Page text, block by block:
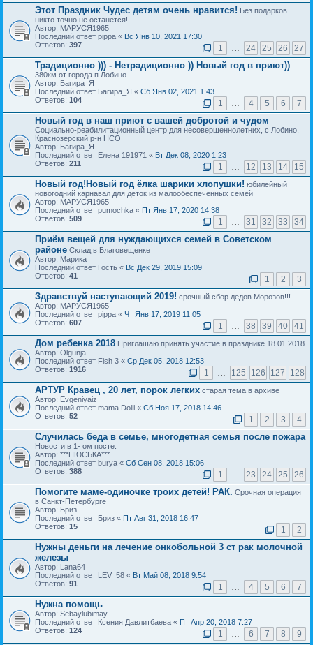
Этот Праздник Чудес детям очень нравится! Без подарков
никто точно не останется!
Автор: МАРУСЯ1965
Последний ответ pippa « Вс Янв 10, 2021 17:30
Ответов: 397 1 … 24 25 26 27
Традиционно ))) - Нетрадиционно )) Новый год в приют))
380км от города п Лобино
Автор: Багира_Я
Последний ответ Багира_Я « Сб Янв 02, 2021 1:43
Ответов: 104 1 … 4 5 6 7
Новый год в наш приют с вашей добротой и чудом
Социально-реабилитационный центр для несовершеннолетних, с.Лобино,
Краснозерский р-н НСО
Автор: Багира_Я
Последний ответ Елена 191971 « Вт Дек 08, 2020 1:23
Ответов: 211 1 … 12 13 14 15
Новый год!Новый год ёлка шарики хлопушки! юбилейный
новогодний карнавал для деток из малообеспеченных семей
Автор: МАРУСЯ1965
Последний ответ pumochka « Пт Янв 17, 2020 14:38
Ответов: 509 1 … 31 32 33 34
Приём вещей для нуждающихся семей в Советском
районе Склад в Благовещенке
Автор: Марика
Последний ответ Гость « Вс Дек 29, 2019 15:09
Ответов: 41 1 2 3
Здравствуй наступающий 2019! срочный сбор дедов Морозов!!!
Автор: МАРУСЯ1965
Последний ответ pippa « Чт Янв 17, 2019 11:05
Ответов: 607 1 … 38 39 40 41
Дом ребенка 2018 Приглашаю принять участие в празднике 18.01.2018
Автор: Olgunja
Последний ответ Fish 3 « Ср Дек 05, 2018 12:53
Ответов: 1916 1 … 125 126 127 128
АРТУР Кравец , 20 лет, порок легких старая тема в архиве
Автор: Evgeniyaiz
Последний ответ mama Dolli « Сб Ноя 17, 2018 14:46
Ответов: 52 1 2 3 4
Случилась беда в семье, многодетная семья после пожара
Новости в 1- ом посте.
Автор: ***НЮСЬКА***
Последний ответ burya « Сб Сен 08, 2018 15:06
Ответов: 388 1 … 23 24 25 26
Помогите маме-одиночке троих детей! РАК. Срочная операция
в Санкт-Петербурге
Автор: Бриз
Последний ответ Бриз « Пт Авг 31, 2018 16:47
Ответов: 15 1 2
Нужны деньги на лечение онкобольной 3 ст рак молочной
железы
Автор: Lana64
Последний ответ LEV_58 « Вт Май 08, 2018 9:54
Ответов: 91 1 … 4 5 6 7
Нужна помощь
Автор: Sebaylubimay
Последний ответ Ксения Давлитбаева « Пт Апр 20, 2018 7:27
Ответов: 124 1 … 6 7 8 9